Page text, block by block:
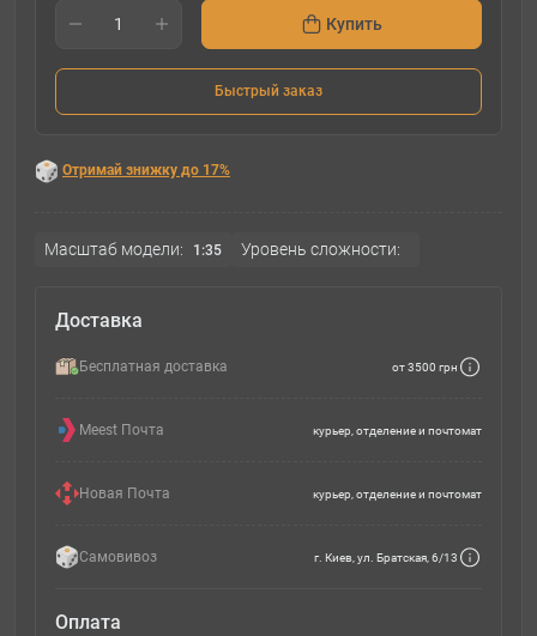
Купить
Быстрый заказ
Отримай знижку до 17%
Масштаб модели: 1:35 Уровень сложности:
Доставка
Бесплатная доставка от 3500 грн
Meest Почта курьер, отделение и почтомат
Новая Почта курьер, отделение и почтомат
Самовивоз г. Киев, ул. Братская, 6/13
Оплата